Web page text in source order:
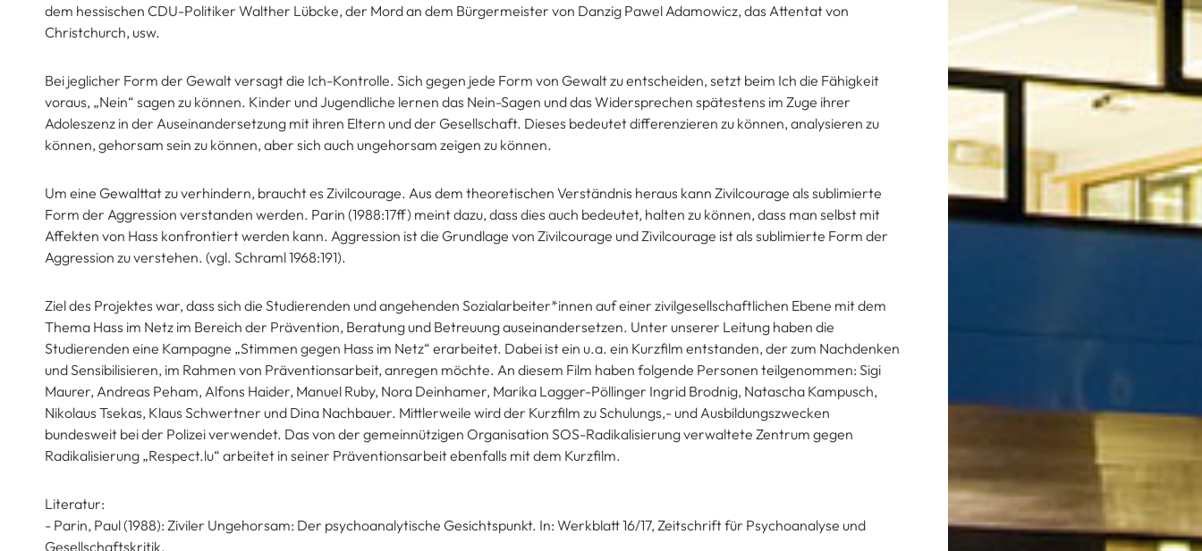
dem hessischen CDU-Politiker Walther Lübcke, der Mord an dem Bürgermeister von Danzig Pawel Adamowicz, das Attentat von
Christchurch, usw.
Bei jeglicher Form der Gewalt versagt die Ich-Kontrolle. Sich gegen jede Form von Gewalt zu entscheiden, setzt beim Ich die Fähigkeit
voraus, „Nein“ sagen zu können. Kinder und Jugendliche lernen das Nein-Sagen und das Widersprechen spätestens im Zuge ihrer
Adoleszenz in der Auseinandersetzung mit ihren Eltern und der Gesellschaft. Dieses bedeutet differenzieren zu können, analysieren zu
können, gehorsam sein zu können, aber sich auch ungehorsam zeigen zu können.
Um eine Gewalttat zu verhindern, braucht es Zivilcourage. Aus dem theoretischen Verständnis heraus kann Zivilcourage als sublimierte
Form der Aggression verstanden werden. Parin (1988:17ff) meint dazu, dass dies auch bedeutet, halten zu können, dass man selbst mit
Affekten von Hass konfrontiert werden kann. Aggression ist die Grundlage von Zivilcourage und Zivilcourage ist als sublimierte Form der
Aggression zu verstehen. (vgl. Schraml 1968:191).
Ziel des Projektes war, dass sich die Studierenden und angehenden Sozialarbeiter*innen auf einer zivilgesellschaftlichen Ebene mit dem
Thema Hass im Netz im Bereich der Prävention, Beratung und Betreuung auseinandersetzen. Unter unserer Leitung haben die
Studierenden eine Kampagne „Stimmen gegen Hass im Netz“ erarbeitet. Dabei ist ein u.a. ein Kurzfilm entstanden, der zum Nachdenken
und Sensibilisieren, im Rahmen von Präventionsarbeit, anregen möchte. An diesem Film haben folgende Personen teilgenommen: Sigi
Maurer, Andreas Peham, Alfons Haider, Manuel Ruby, Nora Deinhamer, Marika Lagger-Pöllinger Ingrid Brodnig, Natascha Kampusch,
Nikolaus Tsekas, Klaus Schwertner und Dina Nachbauer. Mittlerweile wird der Kurzfilm zu Schulungs,- und Ausbildungszwecken
bundesweit bei der Polizei verwendet. Das von der gemeinnützigen Organisation SOS-Radikalisierung verwaltete Zentrum gegen
Radikalisierung „Respect.lu“ arbeitet in seiner Präventionsarbeit ebenfalls mit dem Kurzfilm.
Literatur:
- Parin, Paul (1988): Ziviler Ungehorsam: Der psychoanalytische Gesichtspunkt. In: Werkblatt 16/17, Zeitschrift für Psychoanalyse und
Gesellschaftskritik,